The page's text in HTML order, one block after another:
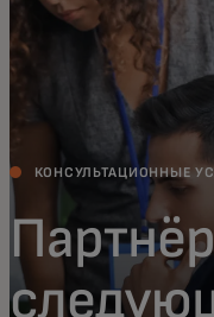
Новости и
КОНСУЛЬТАЦИОННЫЕ